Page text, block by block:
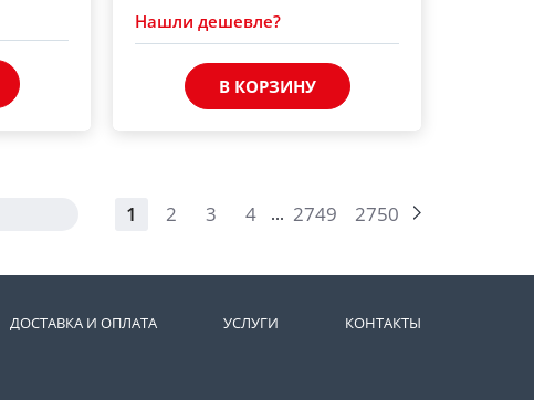
Нашли дешевле?
В КОРЗИНУ
1 2 3 4 ... 2749 2750
ДОСТАВКА И ОПЛАТА УСЛУГИ КОНТАКТЫ